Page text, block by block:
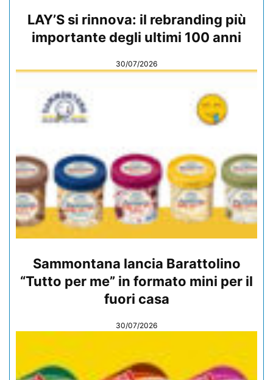
LAY’S si rinnova: il rebranding più
importante degli ultimi 100 anni
30/07/2026
Sammontana lancia Barattolino
“Tutto per me” in formato mini per il
fuori casa
30/07/2026